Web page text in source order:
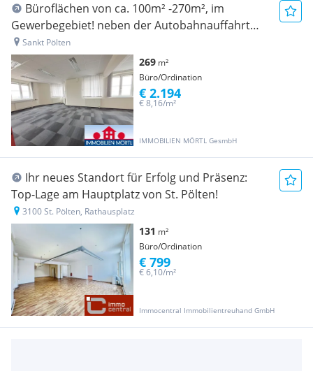
Büroflächen von ca. 100m² -270m², im
Gewerbegebiet! neben der Autobahnauffahrt
der S33
Sankt Pölten
269 m²
Büro/Ordination
IMMOBILIEN MÖRTL GesmbH
€ 8,16/m²
€ 2.194
Ihr neues Standort für Erfolg und Präsenz:
Top-Lage am Hauptplatz von St. Pölten!
3100 St. Pölten, Rathausplatz
131 m²
Büro/Ordination
Immocentral Immobilientreuhand GmbH
€ 6,10/m²
€ 799